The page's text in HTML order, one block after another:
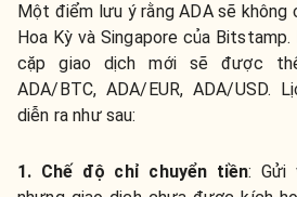
Một điểm lưu ý rằng ADA sẽ không
Hoa Kỳ và Singapore của
cặp giao dịch mới sẽ được
ADA/BTC, ADA/EUR, ADA/USD.
diễn ra như sau:
1. Chế độ chỉ chuyển tiền: Gửi